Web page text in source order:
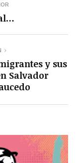
y sus
Salvador